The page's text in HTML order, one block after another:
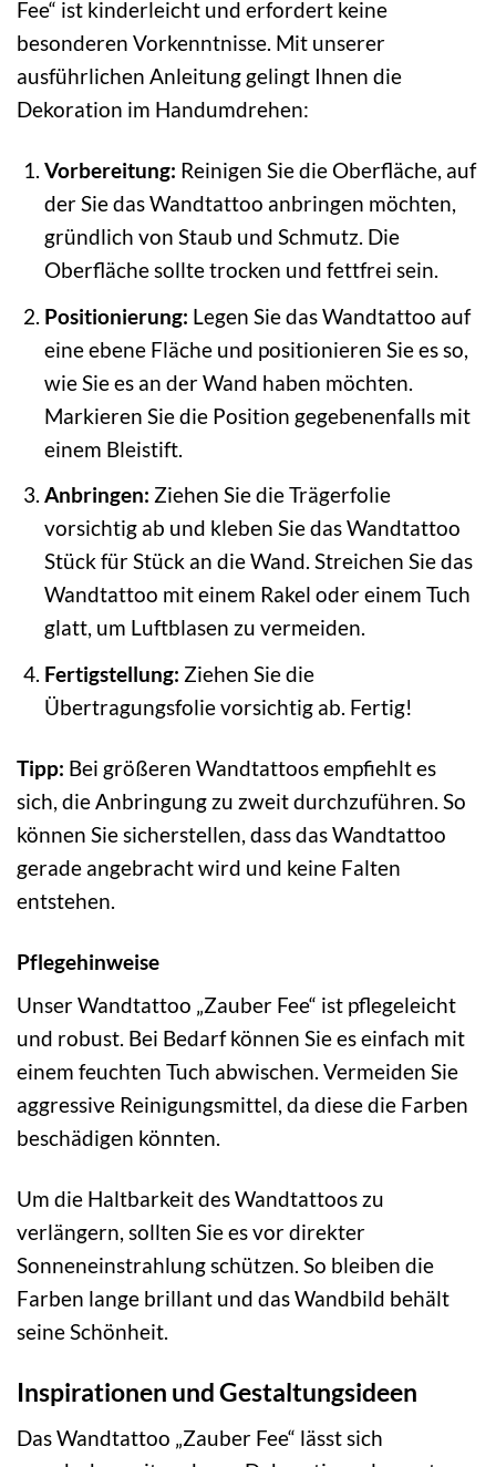
Fee“ ist kinderleicht und erfordert keine
besonderen Vorkenntnisse. Mit unserer
ausführlichen Anleitung gelingt Ihnen die
Dekoration im Handumdrehen:
Vorbereitung: Reinigen Sie die Oberfläche, auf
der Sie das Wandtattoo anbringen möchten,
gründlich von Staub und Schmutz. Die
Oberfläche sollte trocken und fettfrei sein.
Positionierung: Legen Sie das Wandtattoo auf
eine ebene Fläche und positionieren Sie es so,
wie Sie es an der Wand haben möchten.
Markieren Sie die Position gegebenenfalls mit
einem Bleistift.
Anbringen: Ziehen Sie die Trägerfolie
vorsichtig ab und kleben Sie das Wandtattoo
Stück für Stück an die Wand. Streichen Sie das
Wandtattoo mit einem Rakel oder einem Tuch
glatt, um Luftblasen zu vermeiden.
Fertigstellung: Ziehen Sie die
Übertragungsfolie vorsichtig ab. Fertig!
Tipp: Bei größeren Wandtattoos empfiehlt es
sich, die Anbringung zu zweit durchzuführen. So
können Sie sicherstellen, dass das Wandtattoo
gerade angebracht wird und keine Falten
entstehen.
Pflegehinweise
Unser Wandtattoo „Zauber Fee“ ist pflegeleicht
und robust. Bei Bedarf können Sie es einfach mit
einem feuchten Tuch abwischen. Vermeiden Sie
aggressive Reinigungsmittel, da diese die Farben
beschädigen könnten.
Um die Haltbarkeit des Wandtattoos zu
verlängern, sollten Sie es vor direkter
Sonneneinstrahlung schützen. So bleiben die
Farben lange brillant und das Wandbild behält
seine Schönheit.
Inspirationen und Gestaltungsideen
Das Wandtattoo „Zauber Fee“ lässt sich